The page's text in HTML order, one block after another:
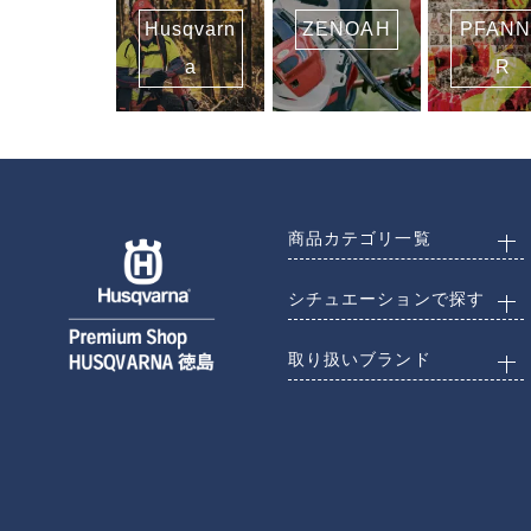
Husqvarn
a
ZENOAH
R
商品カテゴリ一覧
シチュエーションで探す
取り扱いブランド